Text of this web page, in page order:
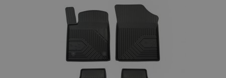
hinzufügen
FUNKTIONALITÄT
Unbedingt erforderlich
Performance
Targeting
Funktionalität